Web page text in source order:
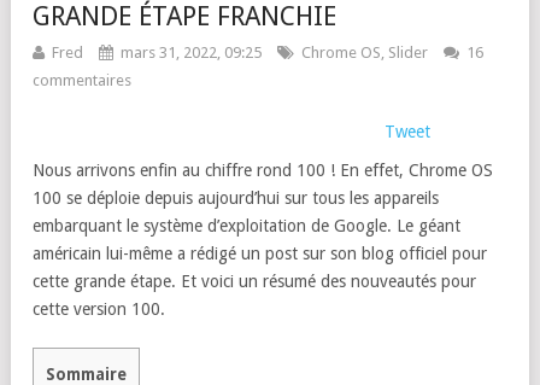
GRANDE ÉTAPE FRANCHIE
Fred mars 31, 2022, 09:25 Chrome OS, Slider
16
commentaires
Tweet
Nous arrivons enfin au chiffre rond 100 ! En effet, Chrome OS
100 se déploie depuis aujourd’hui sur tous les appareils
embarquant le système d’exploitation de Google. Le géant
américain lui-même a rédigé un post sur son blog officiel pour
cette grande étape. Et voici un résumé des nouveautés pour
cette version 100.
Sommaire